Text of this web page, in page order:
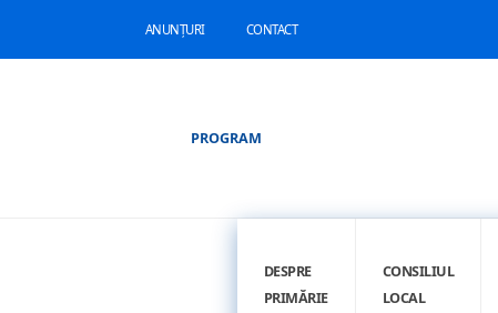
ANUNȚURI CONTACT
PROGRAM
DESPRE
PRIMĂRIE
CONSILIUL
LOCAL